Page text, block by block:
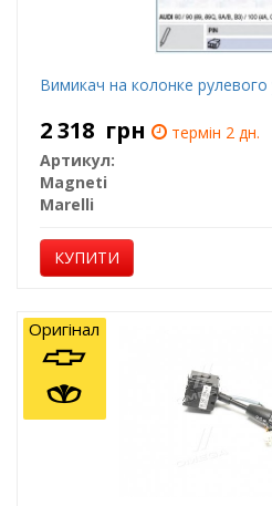
Вимикач на колонке рулевого
2 318 грн
термін 2 дн.
Артикул:
Magneti
Marelli
КУПИТИ
Оригінал